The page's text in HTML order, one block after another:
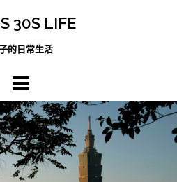
30S LIFE
的日常生活